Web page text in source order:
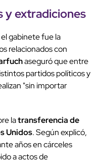
y extradiciones
gabinete fue la
relacionados con
aseguró que entre
partidos políticos y
"sin importar
latransferencia de
Unidos. Según explicó,
años en cárceles
a actos de